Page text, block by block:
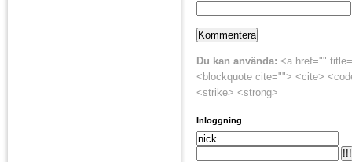
Du kan använda: <a href=""
<blockquote cite=""> <cite>
<strike> <strong>
Inloggning